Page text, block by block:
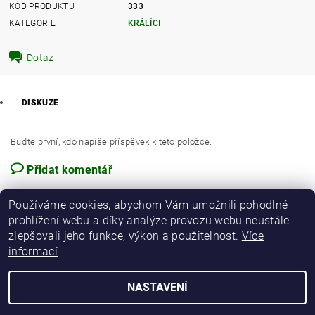
KÓD PRODUKTU
333
KATEGORIE
KRÁLÍCI
Dotaz
DISKUZE
Buďte první, kdo napíše příspěvek k této položce.
Přidat komentář
2026 © Chovatelské centrum s.r.o., všechna práva vyhrazena
Používáme cookies, abychom Vám umožnili pohodlné
prohlížení webu a díky analýze provozu webu neustále
zlepšovali jeho funkce, výkon a použitelnost. Více
informací
NASTAVENÍ